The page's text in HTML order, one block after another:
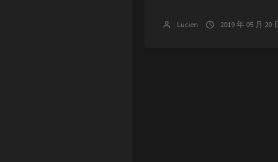
Lucien 2019 年 05 月 20